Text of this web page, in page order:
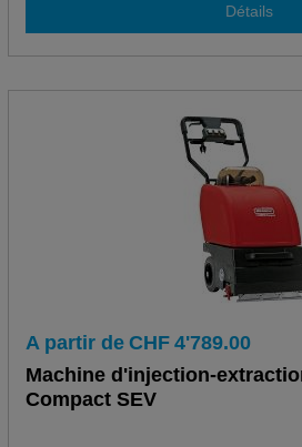
Détails
A partir de CHF 4'789.00
Machine d'injection-
Compact SEV